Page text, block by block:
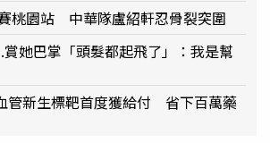
桃園站 中華隊盧紹軒忍骨裂突圍
她巴掌「頭髮都起飛了」：我是幫
管新生標靶首度獲給付 省下百萬藥